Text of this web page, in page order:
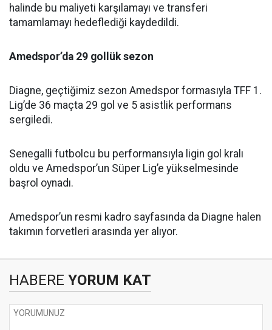
halinde bu maliyeti karşılamayı ve transferi
tamamlamayı hedeflediği kaydedildi.
Amedspor’da 29 gollük sezon
Diagne, geçtiğimiz sezon Amedspor formasıyla TFF 1.
Lig’de 36 maçta 29 gol ve 5 asistlik performans
sergiledi.
Senegalli futbolcu bu performansıyla ligin gol kralı
oldu ve Amedspor’un Süper Lig’e yükselmesinde
başrol oynadı.
Amedspor’un resmi kadro sayfasında da Diagne halen
takımın forvetleri arasında yer alıyor.
HABERE YORUM KAT